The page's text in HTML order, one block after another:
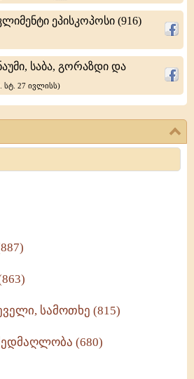
სამოთხე (815)
(680)
ეპისკოპოსი (916)
საბა, გორაზდი და
სტ. 27 ივლისს)